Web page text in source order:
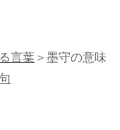
言葉＞墨守の意味